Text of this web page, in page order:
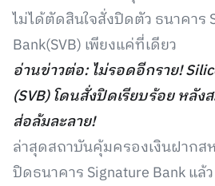
ไม่ได้ตัดสินใจสั่งปิดตัว ธนาคาร
Bank(SVB) เพียงแค่ที่เดียว
อ่านข่าวต่อ: ไม่รอดอีกราย!
(SVB) โดนสั่งปิดเรียบร้อย หลั
ส่อล้มละลาย!
ล่าสุดสถาบันคุ้มครองเงินฝากส
ปิดธนาคาร Signature Bank แล้